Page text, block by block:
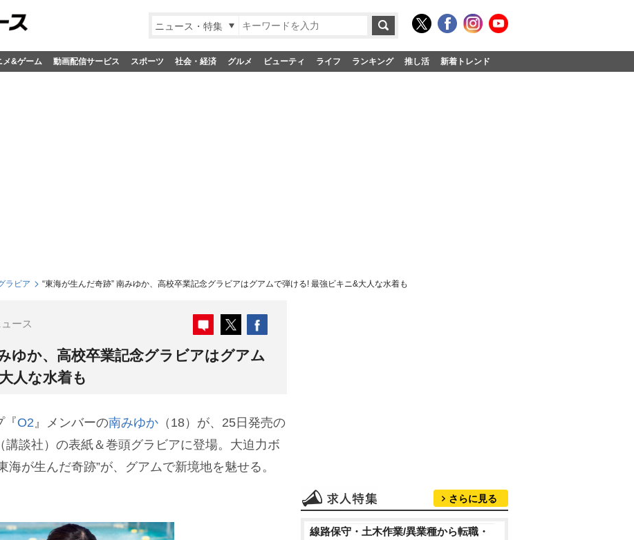
ニュース・特集
メ&ゲーム 動画配信サービス スポーツ 社会・経済 グルメ ビューティ ライフ ランキング 推し活 新着トレンド
ラビア “東海が生んだ奇跡” 南みゆか、高校卒業記念グラビアはグアムで弾ける! 最強ビキニ&大人な水着も
ース
ゆか、高校卒業記念グラビアはグアム
人な水着も
『O2』メンバーの南みゆか （18）が、25日発売の
講談社）の表紙＆巻頭グラビアに登場。大迫力ボ
海が生んだ奇跡”が、グアムで新境地を魅せる。
さらに見る
線路保守・土木作業/異業種から転職・